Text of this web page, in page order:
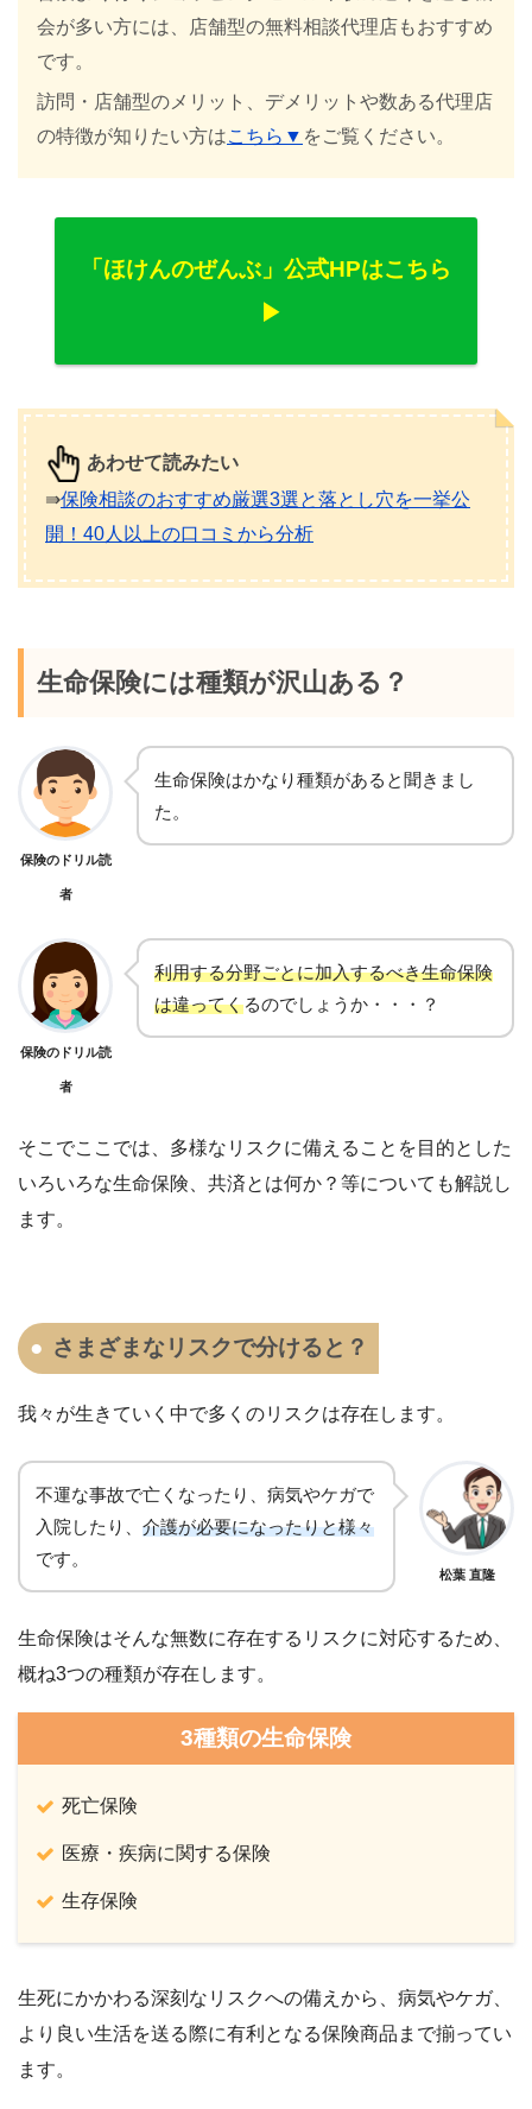
会が多い方には、店舗型の無料相談代理店もおすすめ
です。
訪問・店舗型のメリット、デメリットや数ある代理店
の特徴が知りたい方はこちら▼ をご覧ください。
「ほけんのぜんぶ」公式HPはこちら
あわせて読みたい
⇛保険相談のおすすめ厳選3選と落とし穴を一挙公
開！40人以上の口コミから分析
生命保険には種類が沢山ある？
保険のドリル読
者
生命保険はかなり種類があると聞きまし
た。
保険のドリル読
者
利用する分野ごとに加入するべき生命保険
は違ってくるのでしょうか・・・？
そこでここでは、多様なリスクに備えることを目的とした
いろいろな生命保険、共済とは何か？等についても解説し
ます。
さまざまなリスクで分けると？
我々が生きていく中で多くのリスクは存在します。
不運な事故で亡くなったり、病気やケガで
入院したり、 介護が必要になったりと様々
です。
松葉 直隆
生命保険はそんな無数に存在するリスクに対応するため、
概ね3つの種類が存在します。
3種類の生命保険
死亡保険
医療・疾病に関する保険
生存保険
生死にかかわる深刻なリスクへの備えから、病気やケガ、
より良い生活を送る際に有利となる保険商品まで揃ってい
ます。